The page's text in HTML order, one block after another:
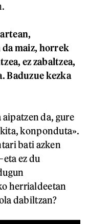
maiz, horrek
ez zabaltzea,
Baduzue kezka
aipatzen da, gure
konponduta».
bati azken
ez du
herrialdeetan
dabiltzan?